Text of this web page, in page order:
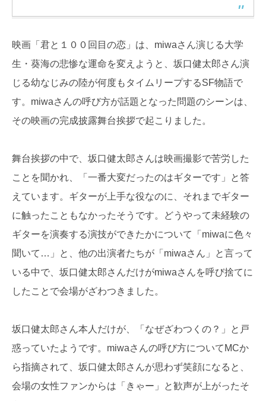
映画「君と１００回目の恋」は、miwaさん演じる大学
生・葵海の悲惨な運命を変えようと、坂口健太郎さん演
じる幼なじみの陸が何度もタイムリープするSF物語で
す。miwaさんの呼び方が話題となった問題のシーンは、
その映画の完成披露舞台挨拶で起こりました。
舞台挨拶の中で、坂口健太郎さんは映画撮影で苦労した
ことを聞かれ、「一番大変だったのはギターです」と答
えています。ギターが上手な役なのに、それまでギター
に触ったこともなかったそうです。どうやって未経験の
ギターを演奏する演技ができたかについて「miwaに色々
聞いて…」と、他の出演者たちが「miwaさん」と言って
いる中で、坂口健太郎さんだけがmiwaさんを呼び捨てに
したことで会場がざわつきました。
坂口健太郎さん本人だけが、「なぜざわつくの？」と戸
惑っていたようです。miwaさんの呼び方についてMCか
ら指摘されて、坂口健太郎さんが思わず笑顔になると、
会場の女性ファンからは「きゃー」と歓声が上がったそ